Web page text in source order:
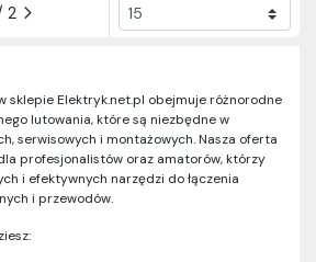
2
sklepie Elektryk.net.pl obejmuje różnorodne
lutowania, które są niezbędne w
serwisowych i montażowych. Nasza oferta
profesjonalistów oraz amatorów, którzy
i efektywnych narzędzi do łączenia
i przewodów.